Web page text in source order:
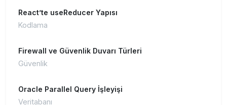
React’te useReducer Yapısı
Kodlama
Firewall ve Güvenlik Duvarı Türleri
Güvenlik
Oracle Parallel Query İşleyişi
Veritabanı